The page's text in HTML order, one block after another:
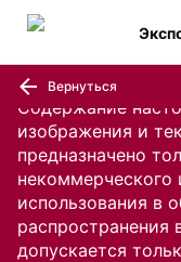
Содержание
изображения и
предназначено
некоммерческого
использования в
допускается
Вернуться